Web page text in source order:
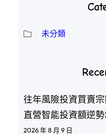
未分類
往年風險投資買賣
直營智能投資額逆勢
2026 年 8 月 9 日